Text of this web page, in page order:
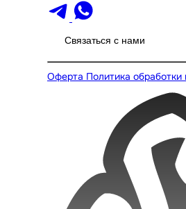
Связаться с нами
Оферта Политика